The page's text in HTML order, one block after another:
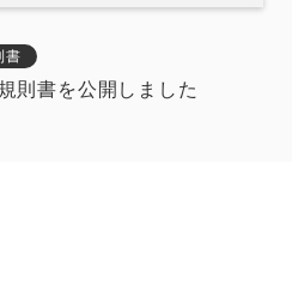
書
則書を公開しました